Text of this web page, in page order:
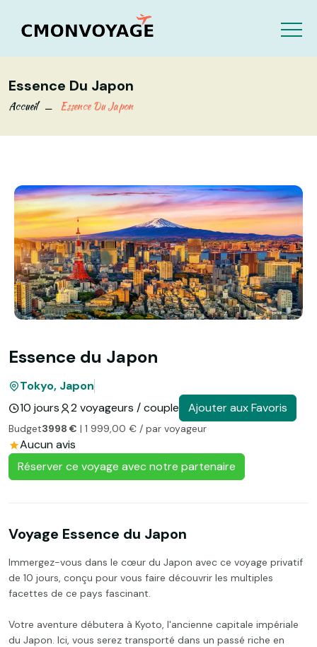
Essence Du Japon
Accueil Essence Du Japon
Essence du Japon
Tokyo, Japon
10 jours
2 voyageurs / couple Ajouter aux Favoris
Budget3998 € | 1 999,00 € / par voyageur
Aucun avis
Réserver ce voyage avec notre partenaire
Voyage Essence du Japon
Immergez-vous dans le cœur du Japon avec ce voyage privatif
de 10 jours, conçu pour vous faire découvrir les multiples
facettes de ce pays fascinant.
Votre aventure débutera à Kyoto, l'ancienne capitale impériale
du Japon. Ici, vous serez transporté dans un passé riche en